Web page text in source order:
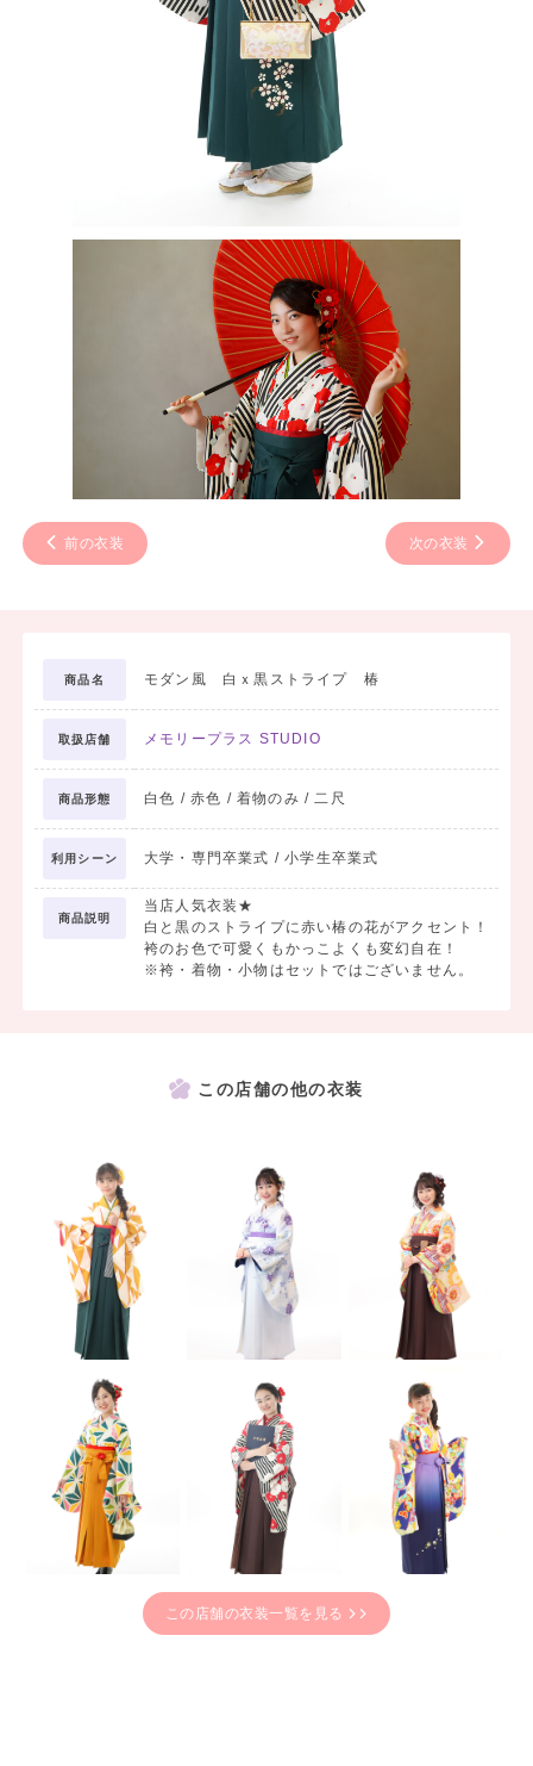
前の衣装 次の衣装
商品名 モダン風 白ｘ黒ストライプ 椿
取扱店舗 メモリープラス STUDIO
商品形態 白色 / 赤色 / 着物のみ / 二尺
利用シーン 大学・専門卒業式 / 小学生卒業式
商品説明
当店人気衣装★
白と黒のストライプに赤い椿の花がアクセント！
袴のお色で可愛くもかっこよくも変幻自在！
※袴・着物・小物はセットではございません。
この店舗の他の衣装
この店舗の衣装一覧を見る